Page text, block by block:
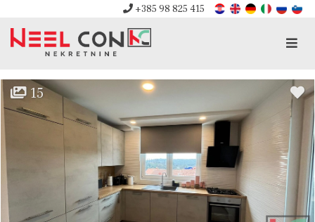
+385 98 825 415
15